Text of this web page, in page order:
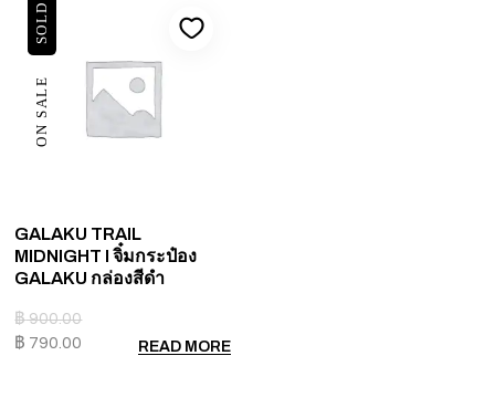
ON SALE
SOLD
GALAKU TRAIL
MIDNIGHT I จิ๋มกระป๋อง
GALAKU กล่องสีดำ
฿900.00
฿ 790.00 READ MORE